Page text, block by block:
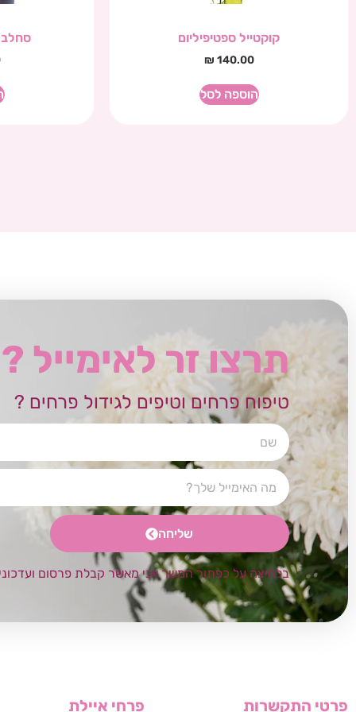
קוקטייל ספטיפיליום
₪ 140.00
הוספה לסל
סחלב
תרצו זר לאימייל ?
טיפוח פרחים וטיפים לגידול פרחים ?
שליחה
בלחיצה על כפתור המשך אני מאשר קבלת פרסום
פרטי התקשרות פרחי איילת